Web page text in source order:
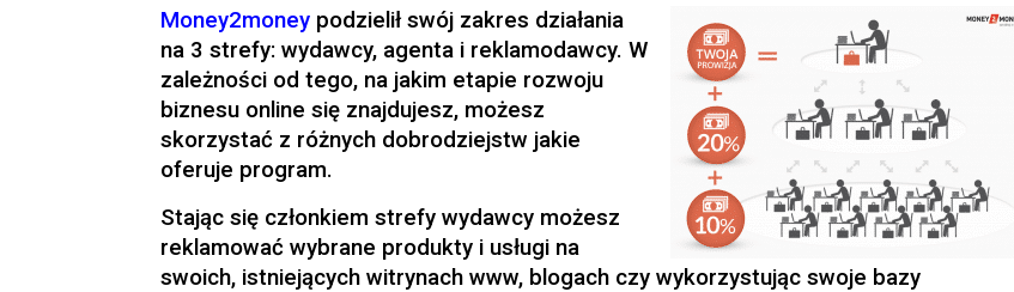
Money2money podzielił swój zakres działania
na 3 strefy: wydawcy, agenta i reklamodawcy. W
zależności od tego, na jakim etapie rozwoju
biznesu online się znajdujesz, możesz
skorzystać z różnych dobrodziejstw jakie
oferuje program.
Stając się członkiem strefy wydawcy możesz
reklamować wybrane produkty i usługi na
swoich, istniejących witrynach www, blogach czy wykorzystując swoje bazy